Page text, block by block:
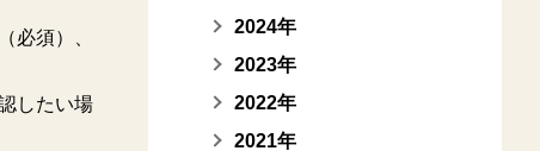
必須）、
したい場
2024年
2023年
2022年
2021年